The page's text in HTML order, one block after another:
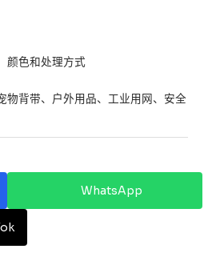
颜色和处理方式
物背带、户外用品、工业用网、安全
WhatsApp